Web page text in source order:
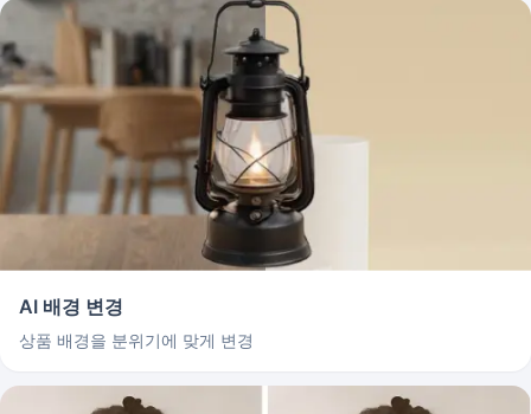
AI 배경 변경
상품 배경을 분위기에 맞게 변경